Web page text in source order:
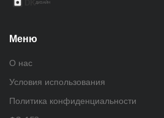
Меню
О нас
Условия использования
Политика конфиденциальности